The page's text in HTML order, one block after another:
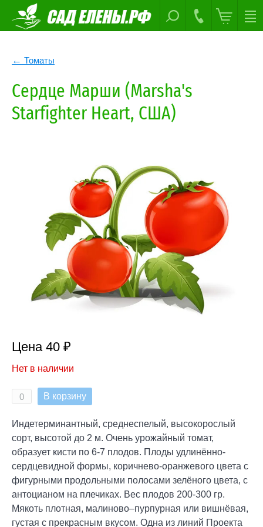
Томаты
Сердце Марши (Marsha's
Starfighter Heart, США)
Цена 40 ₽
Нет в наличии
В корзину
Индетерминантный, среднеспелый, высокорослый
сорт, высотой до 2 м. Очень урожайный томат,
образует кисти по 6-7 плодов. Плоды удлинённо-
сердцевидной формы, коричнево-оранжевого цвета с
фигурными продольными полосами зелёного цвета, с
антоцианом на плечиках. Вес плодов 200-300 гр.
Мякоть плотная, малиново–пурпурная или вишнёвая,
густая с прекрасным вкусом. Одна из линий Проекта